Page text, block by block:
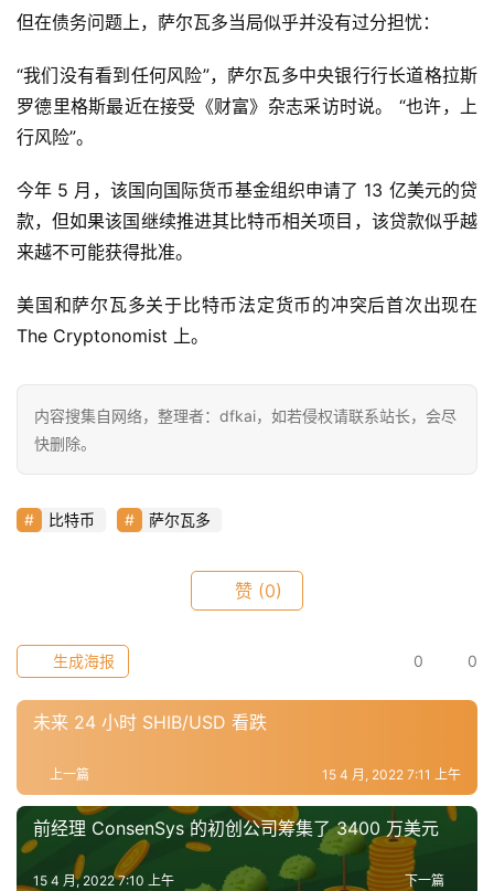
h
r
9
9
指
数
常
用
推
荐
但在债务问题上，萨尔瓦多当局似乎并没有过分担忧：
“我们没有看到任何风险”，萨尔瓦多中央银行行长道格拉斯
罗德里格斯最近在接受《财富》杂志采访时说。 “也许，上
行风险”。
今年 5 月，该国向国际货币基金组织申请了 13 亿美元的贷
款，但如果该国继续推进其比特币相关项目，该贷款似乎越
来越不可能获得批准。
美国和萨尔瓦多关于比特币法定货币的冲突后首次出现在
The Cryptonomist 上。
内容搜集自网络，整理者：dfkai，如若侵权请联系站长，会尽
快删除。
比特币 萨尔瓦多
赞 (0)
0 0
生成海报
未来 24 小时 SHIB/USD 看跌
上一篇 15 4 月, 2022 7:11 上午
前经理 ConsenSys 的初创公司筹集了 3400 万美元
下一篇
15 4 月, 2022 7:10 上午